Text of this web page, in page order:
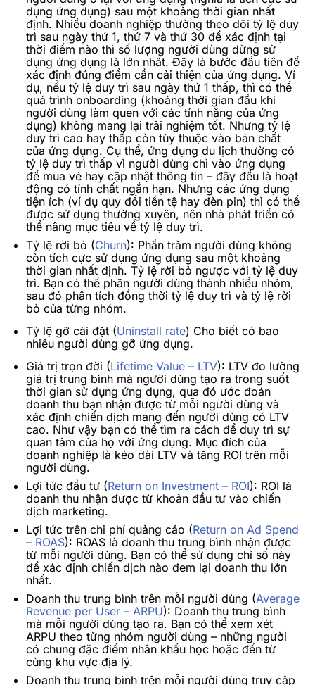
dụng ứng dụng) sau một khoảng thời gian nhất
định. Nhiều doanh nghiệp thường theo dõi tỷ lệ duy
trì sau ngày thứ 1, thứ 7 và thứ 30 để xác định tại
thời điểm nào thì số lượng người dùng dừng sử
dụng ứng dụng là lớn nhất. Đây là bước đầu tiên để
xác định đúng điểm cần cải thiện của ứng dụng. Ví
dụ, nếu tỷ lệ duy trì sau ngày thứ 1 thấp, thì có thể
quá trình onboarding (khoảng thời gian đầu khi
người dùng làm quen với các tính năng của ứng
dụng) không mang lại trải nghiệm tốt. Nhưng tỷ lệ
duy trì cao hay thấp còn tùy thuộc vào bản chất
của ứng dụng. Cụ thể, ứng dụng du lịch thường có
tỷ lệ duy trì thấp vì người dùng chỉ vào ứng dụng
để mua vé hay cập nhật thông tin – đây đều là hoạt
động có tính chất ngắn hạn. Nhưng các ứng dụng
tiện ích (ví dụ quy đổi tiền tệ hay đèn pin) thì có thể
được sử dụng thường xuyên, nên nhà phát triển có
thể nâng mục tiêu về tỷ lệ duy trì.
Tỷ lệ rời bỏ (Churn): Phần trăm người dùng không
còn tích cực sử dụng ứng dụng sau một khoảng
thời gian nhất định. Tỷ lệ rời bỏ ngược với tỷ lệ duy
trì. Bạn có thể phân người dùng thành nhiều nhóm,
sau đó phân tích đồng thời tỷ lệ duy trì và tỷ lệ rời
bỏ của từng nhóm.
Tỷ lệ gỡ cài đặt (Uninstall rate) Cho biết có bao
nhiêu người dùng gỡ ứng dụng.
Giá trị trọn đời (Lifetime Value – LTV): LTV đo lường
giá trị trung bình mà người dùng tạo ra trong suốt
thời gian sử dụng ứng dụng, qua đó ước đoán
doanh thu bạn nhận được từ mỗi người dùng và
xác định chiến dịch mang đến người dùng có LTV
cao. Như vậy bạn có thể tìm ra cách để duy trì sự
quan tâm của họ với ứng dụng. Mục đích của
doanh nghiệp là kéo dài LTV và tăng ROI trên mỗi
người dùng.
Lợi tức đầu tư (Return on Investment – ROI): ROI là
doanh thu nhận được từ khoản đầu tư vào chiến
dịch marketing.
Lợi tức trên chi phí quảng cáo (Return on Ad Spend
– ROAS): ROAS là doanh thu trung bình nhận được
từ mỗi người dùng. Bạn có thể sử dụng chỉ số này
để xác định chiến dịch nào đem lại doanh thu lớn
nhất.
Doanh thu trung bình trên mỗi người dùng (Average
Revenue per User – ARPU): Doanh thu trung bình
mà mỗi người dùng tạo ra. Bạn có thể xem xét
ARPU theo từng nhóm người dùng – những người
có chung đặc điểm nhân khẩu học hoặc đến từ
cùng khu vực địa lý.
Doanh thu trung bình trên mỗi người dùng truy cập